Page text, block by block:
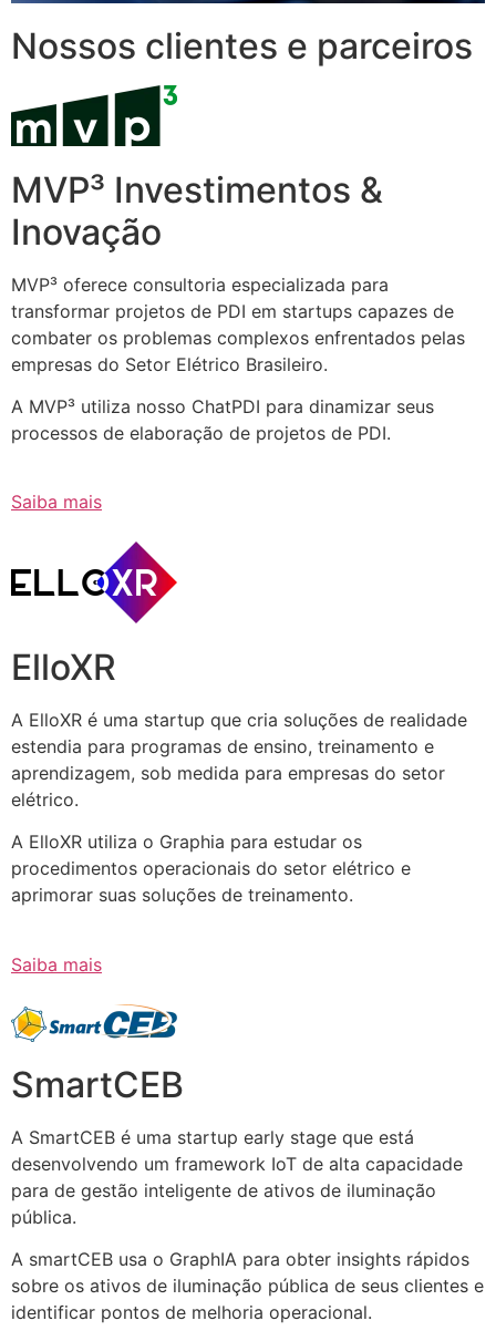
Nossos clientes e parceiros
MVP³ Investimentos &
Inovação
MVP³ oferece consultoria especializada para
transformar projetos de PDI em startups capazes de
combater os problemas complexos enfrentados pelas
empresas do Setor Elétrico Brasileiro.
A MVP³ utiliza nosso ChatPDI para dinamizar seus
processos de elaboração de projetos de PDI.
Saiba mais
ElloXR
A ElloXR é uma startup que cria soluções de realidade
estendia para programas de ensino, treinamento e
aprendizagem, sob medida para empresas do setor
elétrico.
A ElloXR utiliza o Graphia para estudar os
procedimentos operacionais do setor elétrico e
aprimorar suas soluções de treinamento.
Saiba mais
SmartCEB
A SmartCEB é uma startup early stage que está
desenvolvendo um framework IoT de alta capacidade
para de gestão inteligente de ativos de iluminação
pública.
A smartCEB usa o GraphIA para obter insights rápidos
sobre os ativos de iluminação pública de seus clientes e
identificar pontos de melhoria operacional.